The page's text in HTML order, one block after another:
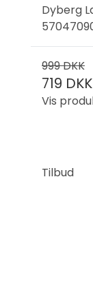
Dyberg
999 DKK
719 DKK
Vis
Tilbud